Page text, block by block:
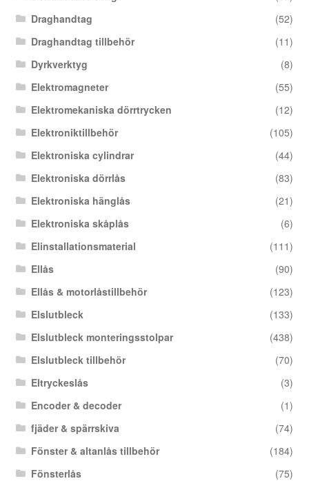
Draghandtag
(52)
Draghandtag tillbehör
(11)
Dyrkverktyg
(8)
Elektromagneter
(55)
Elektromekaniska dörrtrycken
(12)
Elektroniktillbehör
(105)
Elektroniska cylindrar
(44)
Elektroniska dörrlås
(83)
Elektroniska hänglås
(21)
Elektroniska skåplås
(6)
Elinstallationsmaterial
(111)
Ellås
(90)
Ellås & motorlåstillbehör
(123)
Elslutbleck
(133)
Elslutbleck monteringsstolpar
(438)
Elslutbleck tillbehör
(70)
Eltryckeslås
(3)
Encoder & decoder
(1)
fjäder & spärrskiva
(74)
Fönster & altanlås tillbehör
(184)
Fönsterlås
(75)